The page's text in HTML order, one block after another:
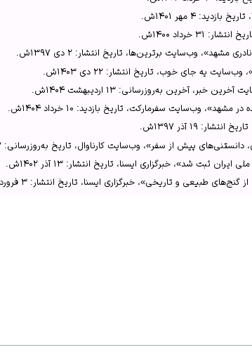
آثار ملی ایران ثبت شد»، خبرگزاری ایسنا.
تصاویر این تفرجگاه بهشتی»، وب‌سایت رضیم.
گرم در دامن طبیعتی بکر»، خبرگزاری ایرنا.
خرداد ۱۴۰۰ش.
مشهد»، وب‌سایت برترین‌ها، تاریخ انتشار: ۲ دی ۱۳۹۷ش.
یه جای خوب، تاریخ انتشار: ۲۲ دی ۱۴۰۳ش.
آخرین به‌روزرسانی: ۱۳ اردیبهشت ۱۴۰۴ش.
وب‌سایت سفرمارکت، تاریخ بازدید: ۱۰ خرداد ۱۴۰۴ش.
۱۹ آذر ۱۳۹۷ش.
پیش از سفر»، وب‌سایت کارناوال، تاریخ به‌روزرسانی: ۲ تیر ۱۳۹۹ش.
ثبت شد»، خبرگزاری ایسنا، تاریخ انتشار: ۱۳ آذر ۱۴۰۲ش.
طبیعی و تاریخی»، خبرگزاری ایسنا، تاریخ انتشار: ۳ فروردین ۱۴۰۲ش.